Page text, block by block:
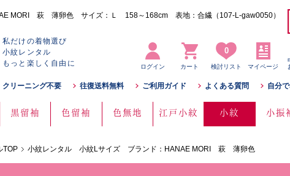
MORI 萩 薄卵色 サイズ：Ｌ 158～168cm 表地：合繊（107-L-gaw0050）
私だけの着物選び
小紋レンタル
もっと楽しく自由に
ログイン カート
0
検討リスト マイページ
クリーニング不要 往復送料無料 ご利用ガイド よくある質問 自分
黒留袖 色留袖 色無地 江戸小紋 小紋 小振
TOP 小紋レンタル 小紋Lサイズ ブランド：HANAE MORI 萩 薄卵色